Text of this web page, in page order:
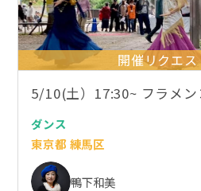
開催リクエ
5/10(土）17:30~ フラメ
ダンス
東京都 練馬区
鴨下和美